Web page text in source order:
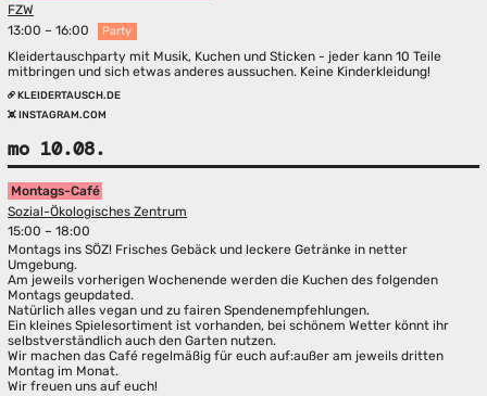
FZW
13:00 – 16:00
Party
Kleidertauschparty mit Musik, Kuchen und Sticken - jeder kann 10 Teile
mitbringen und sich etwas anderes aussuchen. Keine Kinderkleidung!
KLEIDERTAUSCH.DE
INSTAGRAM.COM
mo 10.08.
Montags-Café
Sozial-Ökologisches Zentrum
15:00 – 18:00
Montags ins SÖZ! Frisches Gebäck und leckere Getränke in netter
Umgebung.
Am jeweils vorherigen Wochenende werden die Kuchen des folgenden
Montags geupdated.
Natürlich alles vegan und zu fairen Spendenempfehlungen.
Ein kleines Spielesortiment ist vorhanden, bei schönem Wetter könnt ihr
selbstverständlich auch den Garten nutzen.
Wir machen das Café regelmäßig für euch auf:außer am jeweils dritten
Montag im Monat.
Wir freuen uns auf euch!